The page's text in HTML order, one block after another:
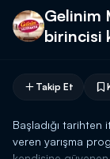
Gelinim
birincisi
Takip Et
Başladığı
veren yarışma